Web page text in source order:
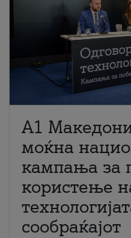
A1
моќна
кампања за
користење
сообраќајот